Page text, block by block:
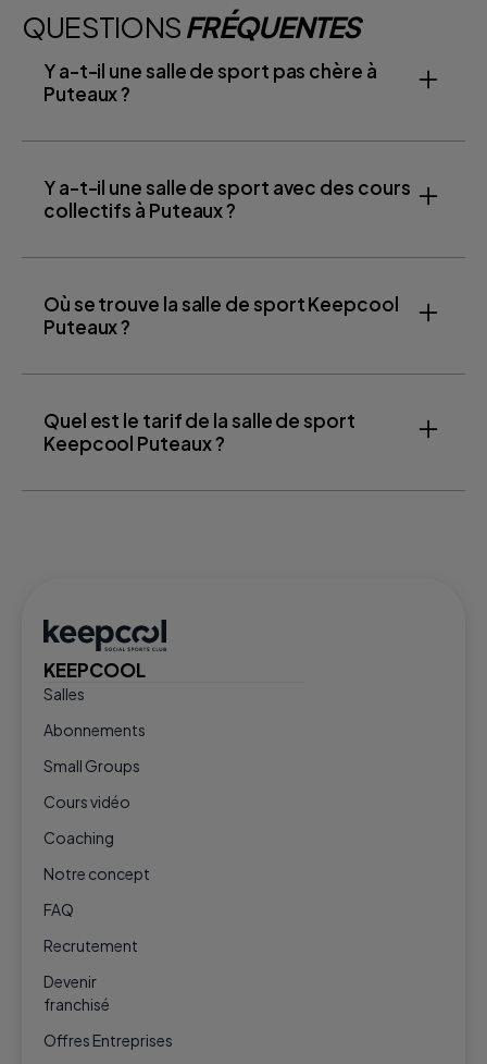
QUESTIONSFRÉQUENTES
Y a-t-il une salle de sport pas chère à
Puteaux ?
Y a-t-il une salle de sport avec des cours
collectifs à Puteaux ?
Où se trouve la salle de sport Keepcool
Puteaux ?
Quel est le tarif de la salle de sport
Keepcool Puteaux ?
KEEPCOOL
Salles
Abonnements
Small Groups
Cours vidéo
Coaching
Notre concept
FAQ
Recrutement
Devenir
franchisé
Offres Entreprises